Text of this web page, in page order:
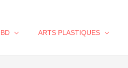
BD ARTS PLASTIQUES